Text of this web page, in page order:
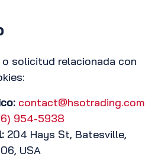
o solicitud relacionada con
contact@hsotrading.com
954-5938
204 Hays St, Batesville,
USA